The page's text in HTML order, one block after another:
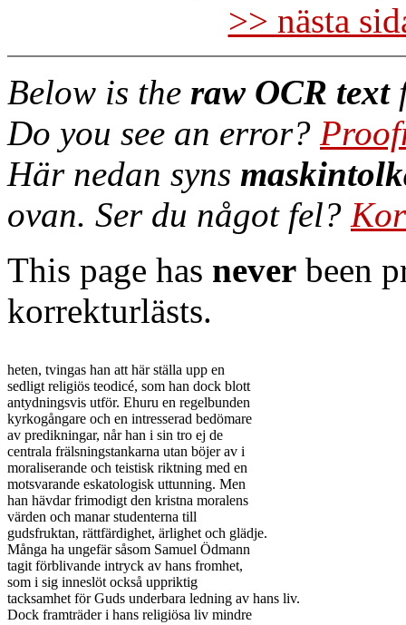
>> nästa
Below is the raw OCR text
Do you see an error?
Här nedan syns
ovan. Ser du något fel?
This page has never been
korrekturlästs.
heten, tvingas han att här ställa upp en
sedligt religiös teodicé, som han dock blott
antydningsvis utför. Ehuru en regelbunden
kyrkogångare och en intresserad bedömare
av predikningar, når han i sin tro ej de
centrala frälsningstankarna utan böjer av i
moraliserande och teistisk riktning med en
motsvarande eskatologisk uttunning. Men
han hävdar frimodigt den kristna moralens
värden och manar studenterna till
gudsfruktan, rättfärdighet, ärlighet och glädje.
Många ha ungefär såsom Samuel Ödmann
tagit förblivande intryck av hans fromhet,
som i sig inneslöt också uppriktig
tacksamhet för Guds underbara ledning av hans liv.
Dock framträder i hans religiösa liv mindre